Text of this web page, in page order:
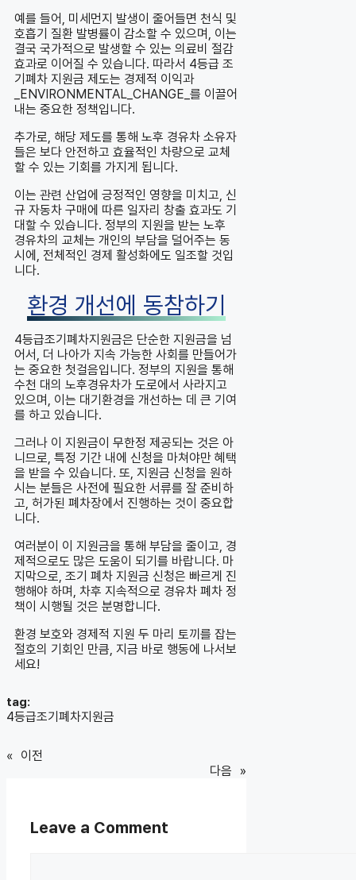
예를 들어, 미세먼지 발생이 줄어들면 천식 및
호흡기 질환 발병률이 감소할 수 있으며, 이는
결국 국가적으로 발생할 수 있는 의료비 절감
효과로 이어질 수 있습니다. 따라서 4등급 조
기폐차 지원금 제도는 경제적 이익과
_ENVIRONMENTAL_CHANGE_를 이끌어
내는 중요한 정책입니다.
추가로, 해당 제도를 통해 노후 경유차 소유자
들은 보다 안전하고 효율적인 차량으로 교체
할 수 있는 기회를 가지게 됩니다.
이는 관련 산업에 긍정적인 영향을 미치고, 신
규 자동차 구매에 따른 일자리 창출 효과도 기
대할 수 있습니다. 정부의 지원을 받는 노후
경유차의 교체는 개인의 부담을 덜어주는 동
시에, 전체적인 경제 활성화에도 일조할 것입
니다.
환경 개선에 동참하기
4등급조기폐차지원금은 단순한 지원금을 넘
어서, 더 나아가 지속 가능한 사회를 만들어가
는 중요한 첫걸음입니다. 정부의 지원을 통해
수천 대의 노후경유차가 도로에서 사라지고
있으며, 이는 대기환경을 개선하는 데 큰 기여
를 하고 있습니다.
그러나 이 지원금이 무한정 제공되는 것은 아
니므로, 특정 기간 내에 신청을 마쳐야만 혜택
을 받을 수 있습니다. 또, 지원금 신청을 원하
시는 분들은 사전에 필요한 서류를 잘 준비하
고, 허가된 폐차장에서 진행하는 것이 중요합
니다.
여러분이 이 지원금을 통해 부담을 줄이고, 경
제적으로도 많은 도움이 되기를 바랍니다. 마
지막으로, 조기 폐차 지원금 신청은 빠르게 진
행해야 하며, 차후 지속적으로 경유차 폐차 정
책이 시행될 것은 분명합니다.
환경 보호와 경제적 지원 두 마리 토끼를 잡는
절호의 기회인 만큼, 지금 바로 행동에 나서보
세요!
tag:
4등급조기폐차지원금
« 이전
다음 »
Leave a Comment